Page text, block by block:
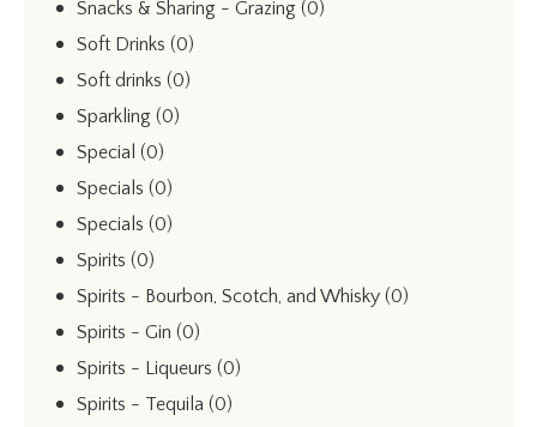
Snacks & Sharing - Grazing (0)
Soft Drinks (0)
Soft drinks (0)
Sparkling (0)
Special (0)
Specials (0)
Specials (0)
Spirits (0)
Spirits - Bourbon, Scotch, and Whisky (0)
Spirits - Gin (0)
Spirits - Liqueurs (0)
Spirits - Tequila (0)